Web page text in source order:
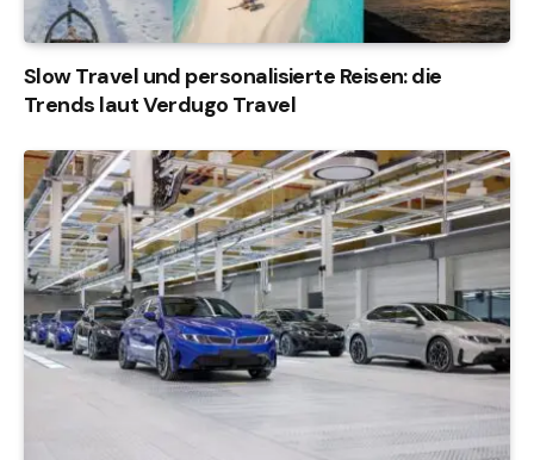
Slow Travel und personalisierte Reisen: die
Trends laut Verdugo Travel